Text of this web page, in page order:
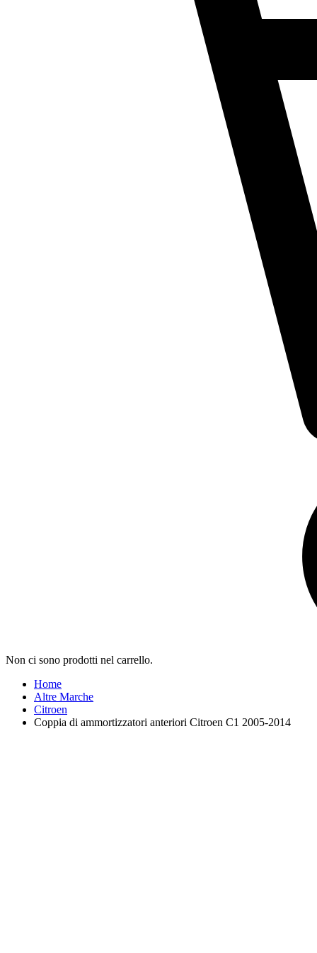
Non ci sono prodotti nel carrello.
Home
Altre Marche
Citroen
Coppia di ammortizzatori anteriori Citroen C1 2005-2014